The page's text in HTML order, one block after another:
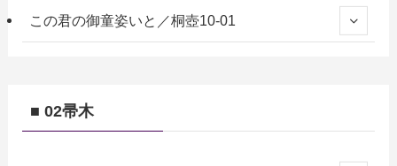
この君の御童姿いと／桐壺10-01
■ 02帚木